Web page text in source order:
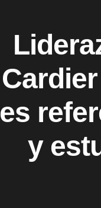
es
y